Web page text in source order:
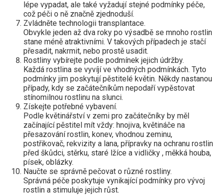
lépe vypadat, ale také vyžadují stejné podmínky péče,
což péči o ně značně zjednoduší.
Zvládněte technologii transplantace.
Obvykle jeden až dva roky po výsadbě se mnoho rostlin
stane méně atraktivními. V takových případech je stačí
přesadit, nakrmit, nebo prostě usadit.
Rostliny vybírejte podle podmínek jejich údržby.
Každá rostlina se vyvíjí ve vhodných podmínkách. Tyto
podmínky jim poskytují pěstitelé květin. Někdy nastanou
případy, kdy se začátečníkům nepodaří vypěstovat
stínomilnou rostlinu na slunci.
Získejte potřebné vybavení.
Podle květinářství v zemi pro začátečníky by měl
začínající pěstitel mít vždy: hnojiva, květináče na
přesazování rostlin, konev, vhodnou zeminu,
postřikovač, rekvizity a lana, přípravky na ochranu rostlin
před škůdci, stěrku, staré lžíce a vidličky , měkká houba,
písek, oblázky.
Naučte se správně pečovat o různé rostliny.
Správná péče poskytuje vynikající podmínky pro vývoj
rostlin a stimuluje jejich růst.